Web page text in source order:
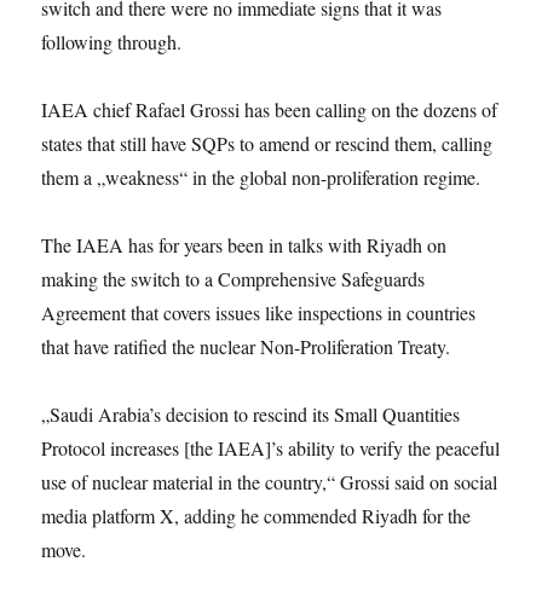
switch and there were no immediate signs that it was
following through.
IAEA chief Rafael Grossi has been calling on the dozens of
states that still have SQPs to amend or rescind them, calling
them a „weakness“ in the global non-proliferation regime.
The IAEA has for years been in talks with Riyadh on
making the switch to a Comprehensive Safeguards
Agreement that covers issues like inspections in countries
that have ratified the nuclear Non-Proliferation Treaty.
„Saudi Arabia’s decision to rescind its Small Quantities
Protocol increases [the IAEA]’s ability to verify the peaceful
use of nuclear material in the country,“ Grossi said on social
media platform X, adding he commended Riyadh for the
move.